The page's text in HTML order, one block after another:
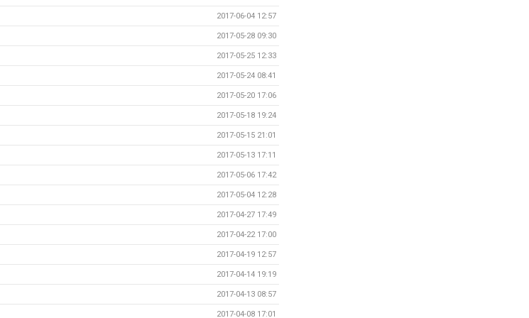
2017-06-04 12:57
2017-05-28 09:30
2017-05-25 12:33
2017-05-24 08:41
2017-05-20 17:06
2017-05-18 19:24
2017-05-15 21:01
2017-05-13 17:11
2017-05-06 17:42
2017-05-04 12:28
2017-04-27 17:49
2017-04-22 17:00
2017-04-19 12:57
2017-04-14 19:19
2017-04-13 08:57
2017-04-08 17:01